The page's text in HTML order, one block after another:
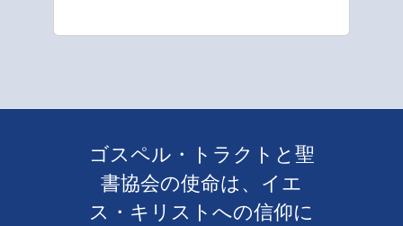
ゴスペル・トラクトと聖
書協会の使命は、イエ
ス・キリストへの信仰に